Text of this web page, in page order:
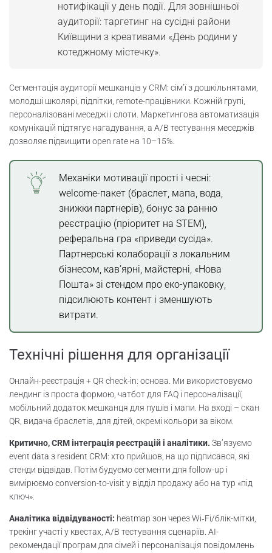
нотифікації у день події. Для зовнішньої
аудиторії: таргетинг на сусідні райони
Київщини з креативами «День родини у
котеджному містечку».
Сегментація аудиторії мешканців у CRM: сім’ї з дошкільнятами,
молодші школярі, підлітки, remote-працівники. Кожній групі,
персоналізовані меседжі і слоти. Маркетингова автоматизація
комунікацій підтягує нагадування, а A/B тестування меседжів
дозволяє підвищити open rate на 10–15%.
Механіки мотивації прості і чесні:
welcome-пакет (браслет, мапа, вода,
знижки партнерів), бонус за ранню
реєстрацію (пріоритет на STEM),
реферальна гра «приведи сусіда».
Партнерські колаборації з локальним
бізнесом, кав’ярні, майстерні, «Нова
Пошта» зі стендом про еко-упаковку,
підсилюють контент і зменшують
витрати.
Технічні рішення для організації
Онлайн-реєстрація + QR check-in: основа. Ми використовуємо
лендинг із проста формою, чатбот для FAQ і персоналізації,
мобільний додаток мешканця для пушів і мапи. На вході – скан
QR, видача браслетів, для дітей, окремі кольори за віком.
Критично, CRM інтеграція реєстрацій і аналітики. Зв’язуємо
event data з resident CRM: хто прийшов, на що підписався, які
стенди відвідав. Потім будуємо сегменти для follow-up і
вимірюємо conversion-to-visit у відділ продажу або на тур «під
ключ».
Аналітика відвідуваності: heatmap зон через Wi‑Fi/блік-мітки,
трекінг участі у квестах, A/B тестування сценаріїв. AI-
рекомендації програм для сімей і персоналізація повідомлень